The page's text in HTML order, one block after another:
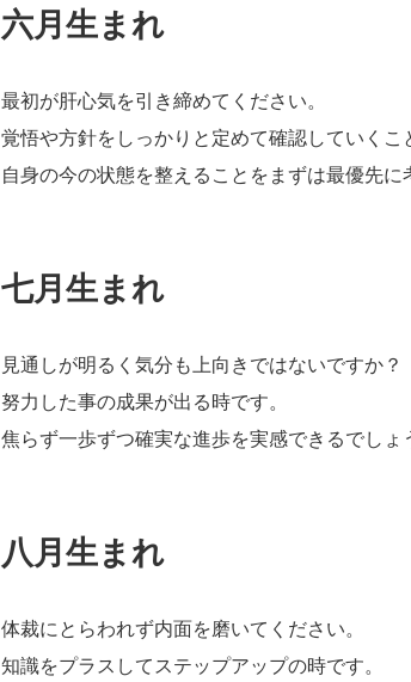
六月生まれ
最初が肝心気を引き締めてください。
覚悟や方針をしっかりと定めて確認していくこ
自身の今の状態を整えることをまずは最優先
七月生まれ
見通しが明るく気分も上向きではないですか？
努力した事の成果が出る時です。
焦らず一歩ずつ確実な進歩を実感できるでしょ
八月生まれ
体裁にとらわれず内面を磨いてください。
知識をプラスしてステップアップの時です。